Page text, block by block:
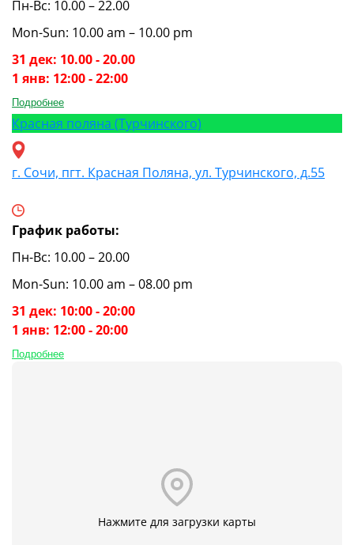
Пн-Вс: 10.00 – 22.00
Mon-Sun: 10.00 am – 10.00 pm
31 дек: 10.00 - 20.00
1 янв: 12:00 - 22:00
Подробнее
Красная поляна (Турчинского)
г. Сочи, пгт. Красная Поляна, ул. Турчинского, д.55
График работы:
Пн-Вс: 10.00 – 20.00
Mon-Sun: 10.00 am – 08.00 pm
31 дек: 10:00 - 20:00
1 янв: 12:00 - 20:00
Подробнее
Нажмите для загрузки карты